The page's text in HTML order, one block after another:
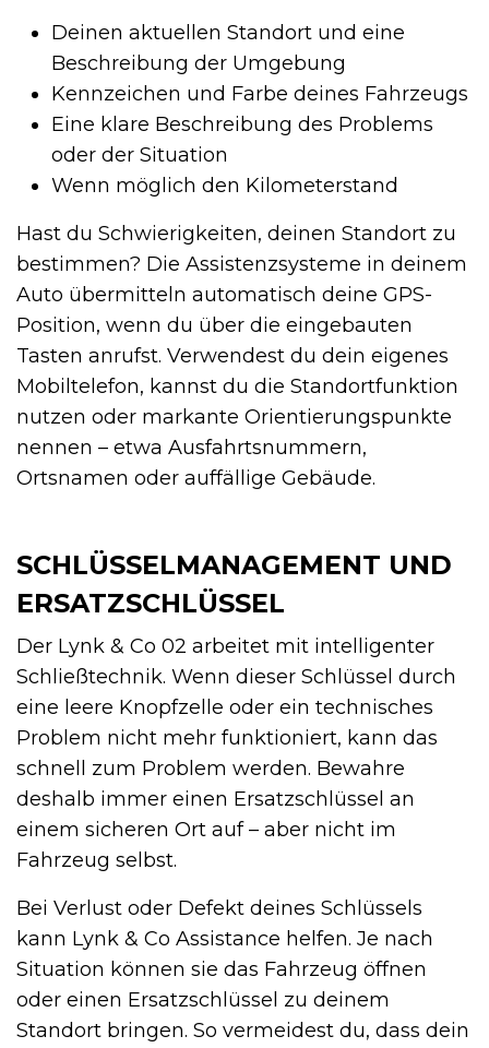
Deinen aktuellen Standort und eine
Beschreibung der Umgebung
Kennzeichen und Farbe deines Fahrzeugs
Eine klare Beschreibung des Problems
oder der Situation
Wenn möglich den Kilometerstand
Hast du Schwierigkeiten, deinen Standort zu
bestimmen? Die Assistenzsysteme in deinem
Auto übermitteln automatisch deine GPS-
Position, wenn du über die eingebauten
Tasten anrufst. Verwendest du dein eigenes
Mobiltelefon, kannst du die Standortfunktion
nutzen oder markante Orientierungspunkte
nennen – etwa Ausfahrtsnummern,
Ortsnamen oder auffällige Gebäude.
SCHLÜSSELMANAGEMENT UND
ERSATZSCHLÜSSEL
Der Lynk & Co 02 arbeitet mit intelligenter
Schließtechnik. Wenn dieser Schlüssel durch
eine leere Knopfzelle oder ein technisches
Problem nicht mehr funktioniert, kann das
schnell zum Problem werden. Bewahre
deshalb immer einen Ersatzschlüssel an
einem sicheren Ort auf – aber nicht im
Fahrzeug selbst.
Bei Verlust oder Defekt deines Schlüssels
kann Lynk & Co Assistance helfen. Je nach
Situation können sie das Fahrzeug öffnen
oder einen Ersatzschlüssel zu deinem
Standort bringen. So vermeidest du, dass dein